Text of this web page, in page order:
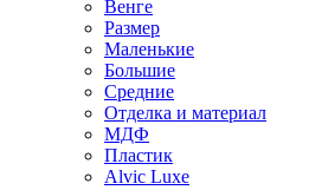
Венге
Размер
Маленькие
Большие
Средние
Отделка и материал
МДФ
Пластик
Alvic Luxe